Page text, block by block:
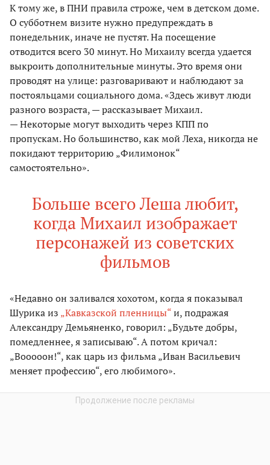
К тому же, в ПНИ правила строже, чем в детском доме.
О субботнем визите нужно предупреждать в
понедельник, иначе не пустят. На посещение
отводится всего 30 минут. Но Михаилу всегда удается
выкроить дополнительные минуты. Это время они
проводят на улице: разговаривают и наблюдают за
постояльцами социального дома. «Здесь живут люди
разного возраста, — рассказывает Михаил.
— Некоторые могут выходить через КПП по
пропускам. Но большинство, как мой Леха, никогда не
покидают территорию „Филимонок“
самостоятельно».
Больше всего Леша любит,
когда Михаил изображает
персонажей из советских
фильмов
«Недавно он заливался хохотом, когда я показывал
Шурика из „Кавказской пленницы“и, подражая
Александру Демьяненко, говорил: „Будьте добры,
помедленнее, я записываю“. А потом кричал:
„Вооооон!“, как царь из фильма „Иван Васильевич
меняет профессию“, его любимого».